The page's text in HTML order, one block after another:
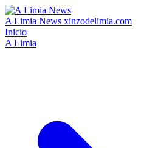
A Limia News xinzodelimia.com
Inicio
A Limia